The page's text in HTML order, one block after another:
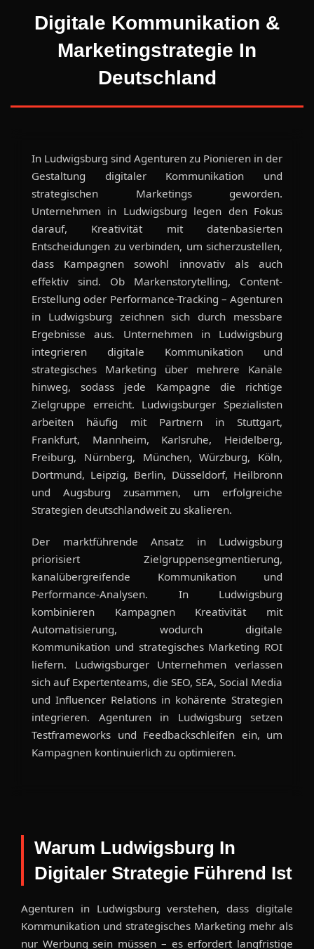
Digitale Kommunikation &
Marketingstrategie In
Deutschland
In Ludwigsburg sind Agenturen zu Pionieren in der
Gestaltung digitaler Kommunikation und
strategischen Marketings geworden.
Unternehmen in Ludwigsburg legen den Fokus
darauf, Kreativität mit datenbasierten
Entscheidungen zu verbinden, um sicherzustellen,
dass Kampagnen sowohl innovativ als auch
effektiv sind. Ob Markenstorytelling, Content-
Erstellung oder Performance-Tracking – Agenturen
in Ludwigsburg zeichnen sich durch messbare
Ergebnisse aus. Unternehmen in Ludwigsburg
integrieren digitale Kommunikation und
strategisches Marketing über mehrere Kanäle
hinweg, sodass jede Kampagne die richtige
Zielgruppe erreicht. Ludwigsburger Spezialisten
arbeiten häufig mit Partnern in Stuttgart,
Frankfurt, Mannheim, Karlsruhe, Heidelberg,
Freiburg, Nürnberg, München, Würzburg, Köln,
Dortmund, Leipzig, Berlin, Düsseldorf, Heilbronn
und Augsburg zusammen, um erfolgreiche
Strategien deutschlandweit zu skalieren.
Der marktführende Ansatz in Ludwigsburg
priorisiert Zielgruppensegmentierung,
kanalübergreifende Kommunikation und
Performance-Analysen. In Ludwigsburg
kombinieren Kampagnen Kreativität mit
Automatisierung, wodurch digitale
Kommunikation und strategisches Marketing ROI
liefern. Ludwigsburger Unternehmen verlassen
sich auf Expertenteams, die SEO, SEA, Social Media
und Influencer Relations in kohärente Strategien
integrieren. Agenturen in Ludwigsburg setzen
Testframeworks und Feedbackschleifen ein, um
Kampagnen kontinuierlich zu optimieren.
Warum Ludwigsburg In
Digitaler Strategie Führend Ist
Agenturen in Ludwigsburg verstehen, dass digitale
Kommunikation und strategisches Marketing mehr als
nur Werbung sein müssen – es erfordert langfristige